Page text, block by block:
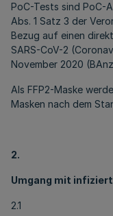
PoC-Tests sind PoC-
Abs. 1 Satz 3 der
Bezug auf einen
SARS-CoV-2
November 2020 (BAnz
Als FFP2-Maske
Masken nach dem
2.
Umgang mit
2.1